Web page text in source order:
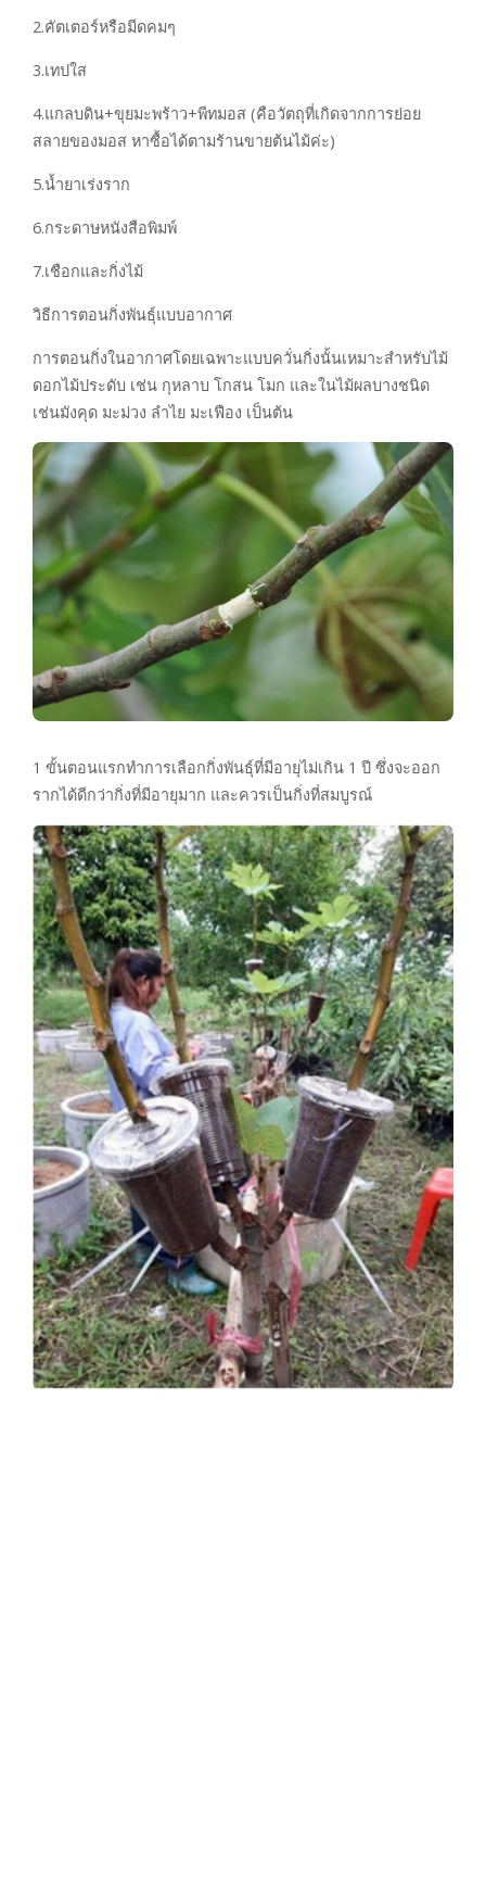
2.คัตเตอร์หรือมีดคมๆ
3.เทปใส
4.แกลบดิน+ขุยมะพร้าว+พีทมอส (คือวัตถุที่เกิดจากการย่อย
สลายของมอส หาซื้อได้ตามร้านขายต้นไม้ค่ะ)
5.น้ำยาเร่งราก
6.กระดาษหนังสือพิมพ์
7.เชือกและกิ่งไม้
วิธีการตอนกิ่งพันธุ์แบบอากาศ
การตอนกิ่งในอากาศโดยเฉพาะแบบควั่นกิ่งนั้นเหมาะสำหรับไม้
ดอกไม้ประดับ เช่น กุหลาบ โกสน โมก และในไม้ผลบางชนิด
เช่นมังคุด มะม่วง ลำไย มะเฟือง เป็นต้น
1 ขั้นตอนแรกทำการเลือกกิ่งพันธุ์ที่มีอายุไม่เกิน 1 ปี ซึ่งจะออก
รากได้ดีกว่ากิ่งที่มีอายุมาก และควรเป็นกิ่งที่สมบูรณ์